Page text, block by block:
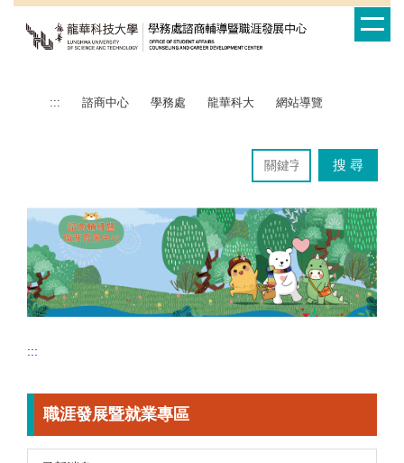
::: 諮商中心 學務處 龍華科大 網站導覽
搜 尋
:::
職涯發展暨就業專區